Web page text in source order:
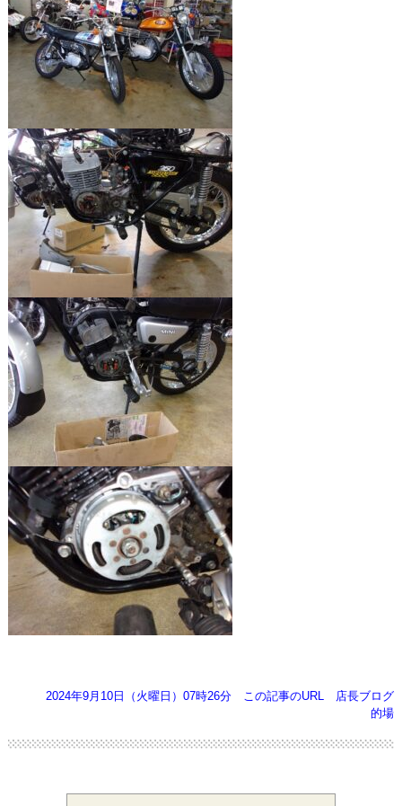
2024年9月10日（火曜日）07時26分 この記事のURL
店長ブログ
的場